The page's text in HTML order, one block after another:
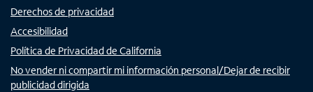
Derechos de privacidad
Accesibilidad
Política de Privacidad de California
No vender ni compartir mi información personal/Dejar de recibir
publicidad dirigida